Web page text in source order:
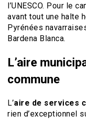
l’UNESCO. Pour le
avant tout une halte
Pyrénées
Bardena Blanca.
L’aire
commune
L’aire de services
rien d’exceptionnel